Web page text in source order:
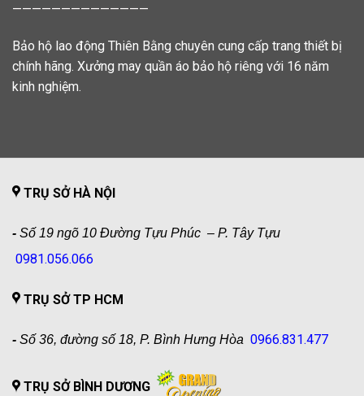
——————————————
Bảo hộ lao động Thiên Bằng chuyên cung cấp trang thiết bị
chính hãng. Xưởng may quần áo bảo hộ riêng với 16 năm
kinh nghiệm.
TRỤ SỞ HÀ NỘI
- Số 19 ngõ 10 Đường Tựu Phúc – P. Tây Tựu
0981.056.066
TRỤ SỞ TP HCM
- Số 36, đường số 18, P. Bình Hưng Hòa 0966.831.477
TRỤ SỞ BÌNH DƯƠNG